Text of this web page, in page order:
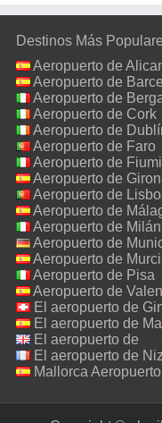
Destinos Más
Aeropuerto de
Aeropuerto de
Aeropuerto de
Aeropuerto de Cork
Aeropuerto de
Aeropuerto de Faro
Aeropuerto de
Roma
Aeropuerto de
Aeropuerto de
Aeropuerto de
Aeropuerto de Milán
Malpensa
Aeropuerto de
Aeropuerto de
Aeropuerto de Pisa
Aeropuerto de
El aeropuerto de
El aeropuerto de
El aeropuerto de
Manchester
El aeropuerto de
Mallorca Aeropuerto